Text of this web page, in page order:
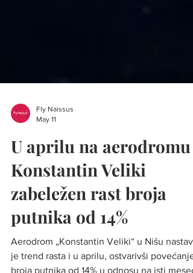
U aprilu na aerodromu
Konstantin Veliki
zabeležen rast broja
putnika od 14%
Aerodrom „Konstantin Veliki“ u Nišu